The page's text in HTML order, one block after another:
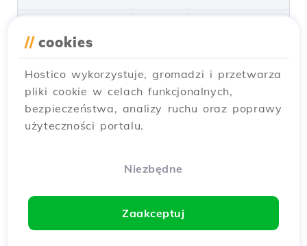
przez Alexandru J.
Widoki 850
Tworzenie bazy danych w panelu
Plesk
Samouczki / Plesk
Dowiedz się, jak stworzyć bazę danych i
Widoki 766
Opublikowano w 20/12/2019
// cookies
Hostico wykorzystuje, gromadzi i przetwarza
pliki cookie w celach funkcjonalnych,
bezpieczeństwa, analizy ruchu oraz poprawy
użyteczności portalu.
Niezbędne
Zaakceptuj